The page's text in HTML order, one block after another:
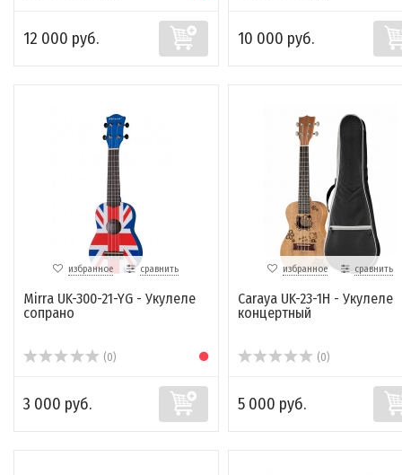
12 000 руб. 10 000 руб.
избранное сравнить
Mirra UK-300-21-YG - Укулеле
сопрано
(0)
3 000 руб.
избранное сравнить
Caraya UK-23-1H - Укулеле
концертный
(0)
5 000 руб.